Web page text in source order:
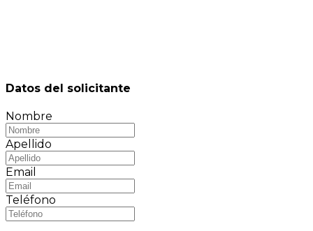
Datos del solicitante
Nombre
Apellido
Email
Teléfono